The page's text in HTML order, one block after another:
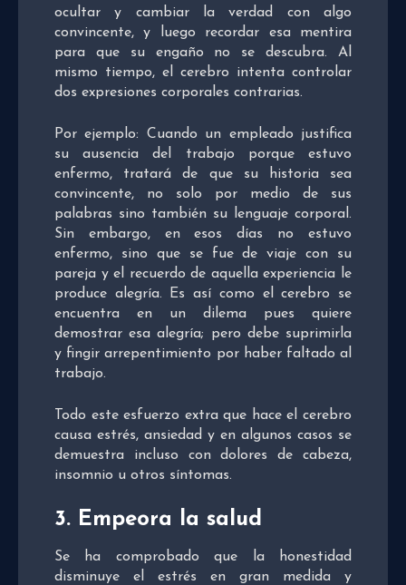
ocultar y cambiar la verdad con algo
convincente, y luego recordar esa mentira
para que su engaño no se descubra. Al
mismo tiempo, el cerebro intenta controlar
dos expresiones corporales contrarias.
Por ejemplo: Cuando un empleado justifica
su ausencia del trabajo porque estuvo
enfermo, tratará de que su historia sea
convincente, no solo por medio de sus
palabras sino también su lenguaje corporal.
Sin embargo, en esos días no estuvo
enfermo, sino que se fue de viaje con su
pareja y el recuerdo de aquella experiencia le
produce alegría. Es así como el cerebro se
encuentra en un dilema pues quiere
demostrar esa alegría; pero debe suprimirla
y fingir arrepentimiento por haber faltado al
trabajo.
Todo este esfuerzo extra que hace el cerebro
causa estrés, ansiedad y en algunos casos se
demuestra incluso con dolores de cabeza,
insomnio u otros síntomas.
3. Empeora la salud
Se ha comprobado que la honestidad
disminuye el estrés en gran medida y